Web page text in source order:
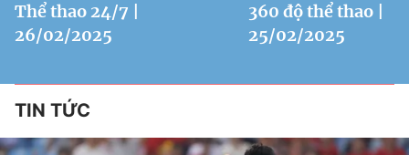
Thể thao 24/7 |
26/02/2025
360 độ thể thao |
25/02/2025
TIN TỨC